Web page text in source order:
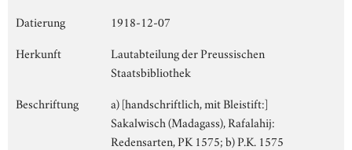
Datierung
1918-12-07
Herkunft
Lautabteilung der Preussischen
Staatsbibliothek
Beschriftung
a) [handschriftlich, mit Bleistift:]
Sakalwisch (Madagass), Rafalahij:
Redensarten, PK 1575; b) P.K. 1575